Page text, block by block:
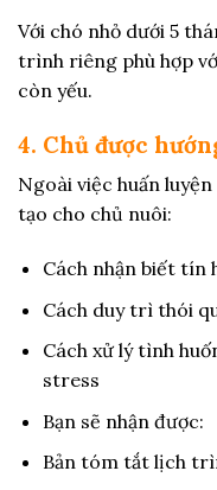
Với chó nhỏ dưới 5
trình riêng phù hợp
còn yếu.
4. Chủ được
Ngoài việc huấn
tạo cho chủ nuôi:
Cách nhận biết tín
Cách duy trì thói
Cách xử lý tình
stress
Bạn sẽ nhận được:
Bản tóm tắt lịch